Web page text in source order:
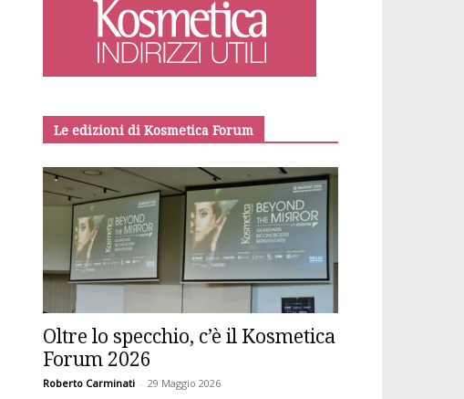
Le edizioni di Kosmetica Forum
Oltre lo specchio, c’è il Kosmetica
Forum 2026
Roberto Carminati - 29 Maggio 2026